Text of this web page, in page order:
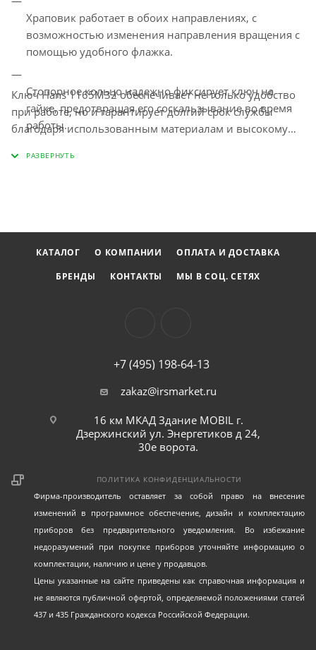
Храповик работает в обоих направлениях, с
возможностью изменения направления вращения с
помощью удобного флажка.
Стопорное кольцо надежно фиксирует ключ на
гайке, предотвращая его соскальзывание во время
работы.
Ключ Hans 1165M32 обеспечивает не только удобство
при работе, но и гарантирует долгий срок службы
благодаря использованным материалам и высокому
профессионального использования и домашнего
КАТАЛОГ О КОМПАНИИ
ОПЛАТА И ДОСТАВКА
БРЕНДЫ
КОНТАКТЫ МЫ В СОЦ. СЕТЯХ
+7 (495) 198-64-13
zakaz@irsmarket.ru
16 км МКАД Здание MOBIL г.
Дзержинский ул. Энергетиков д 24,
30е ворота.
ПОЛИТИКА КОНФИДЕНЦИАЛЬНОСТИ
Фирма-производитель оставляет за собой право на внесение
изменений в программное обеспечение, дизайн и комплектацию
приборов без предварительного уведомления. Во избежание
недоразумений при покупке приборов уточняйте информацию о
комплектации, наличию и цене у продавцов.
Цены указанные на сайте приведены как справочная информация и
не являются публичной офертой, определяемой положениями статей
437 и 435 Гражданского кодекса Российской Федерации.